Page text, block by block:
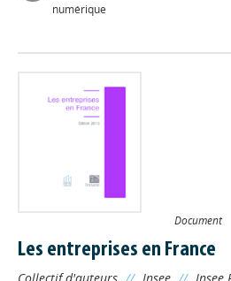
numérique
Document
Les entreprises en France
Collectif d'auteurs // Insee // Insee